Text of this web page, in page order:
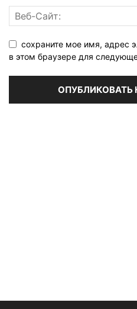
сохраните мое имя, адрес
в этом браузере для